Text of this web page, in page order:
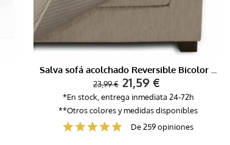
23,99 € 21,59 €
*En stock, entrega inmediata 24-72h
**Otros colores y medidas disponibles
De 259 opiniones